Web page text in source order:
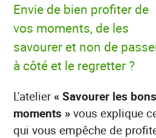
Envie de bien profiter de
vos moments, de les
savourer et non de
à côté et le regretter ?
L'atelier« Savourer les bons
moments » vous explique
qui vous empêche de